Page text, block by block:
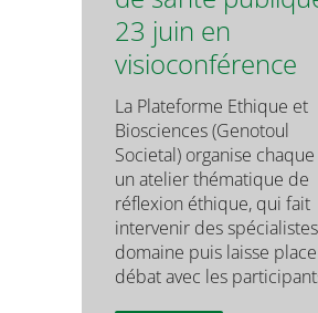
23 juin en
visioconférence
La Plateforme Ethique et
Biosciences (Genotoul
Societal) organise
un atelier thématique de
réflexion éthique, qui fait
intervenir des
domaine puis laisse
débat avec les